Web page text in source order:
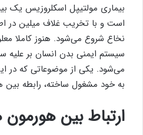
بیماری مولتیپل اسکلروزیس یک
است و با تخریب غلاف میلین در
نخاع شروع می‌شود. هنوز کاملا
سیستم ایمنی بدن انسان بر علیه
می‌شود. یکی از موضوعاتی که در
به خود مشغول ساخته، رابطه بین
ارتباط بین